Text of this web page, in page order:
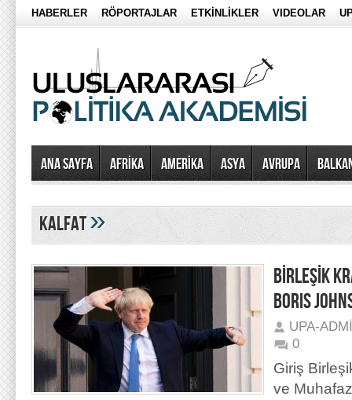
HABERLER RÖPORTAJLAR ETKİNLİKLER VIDEOLAR
Ana Sayfa AFRİKA AMERİKA ASYA AVRUPA
kalfat»
BİRLEŞİK
BORIS
UPA-
0
Giriş
ve